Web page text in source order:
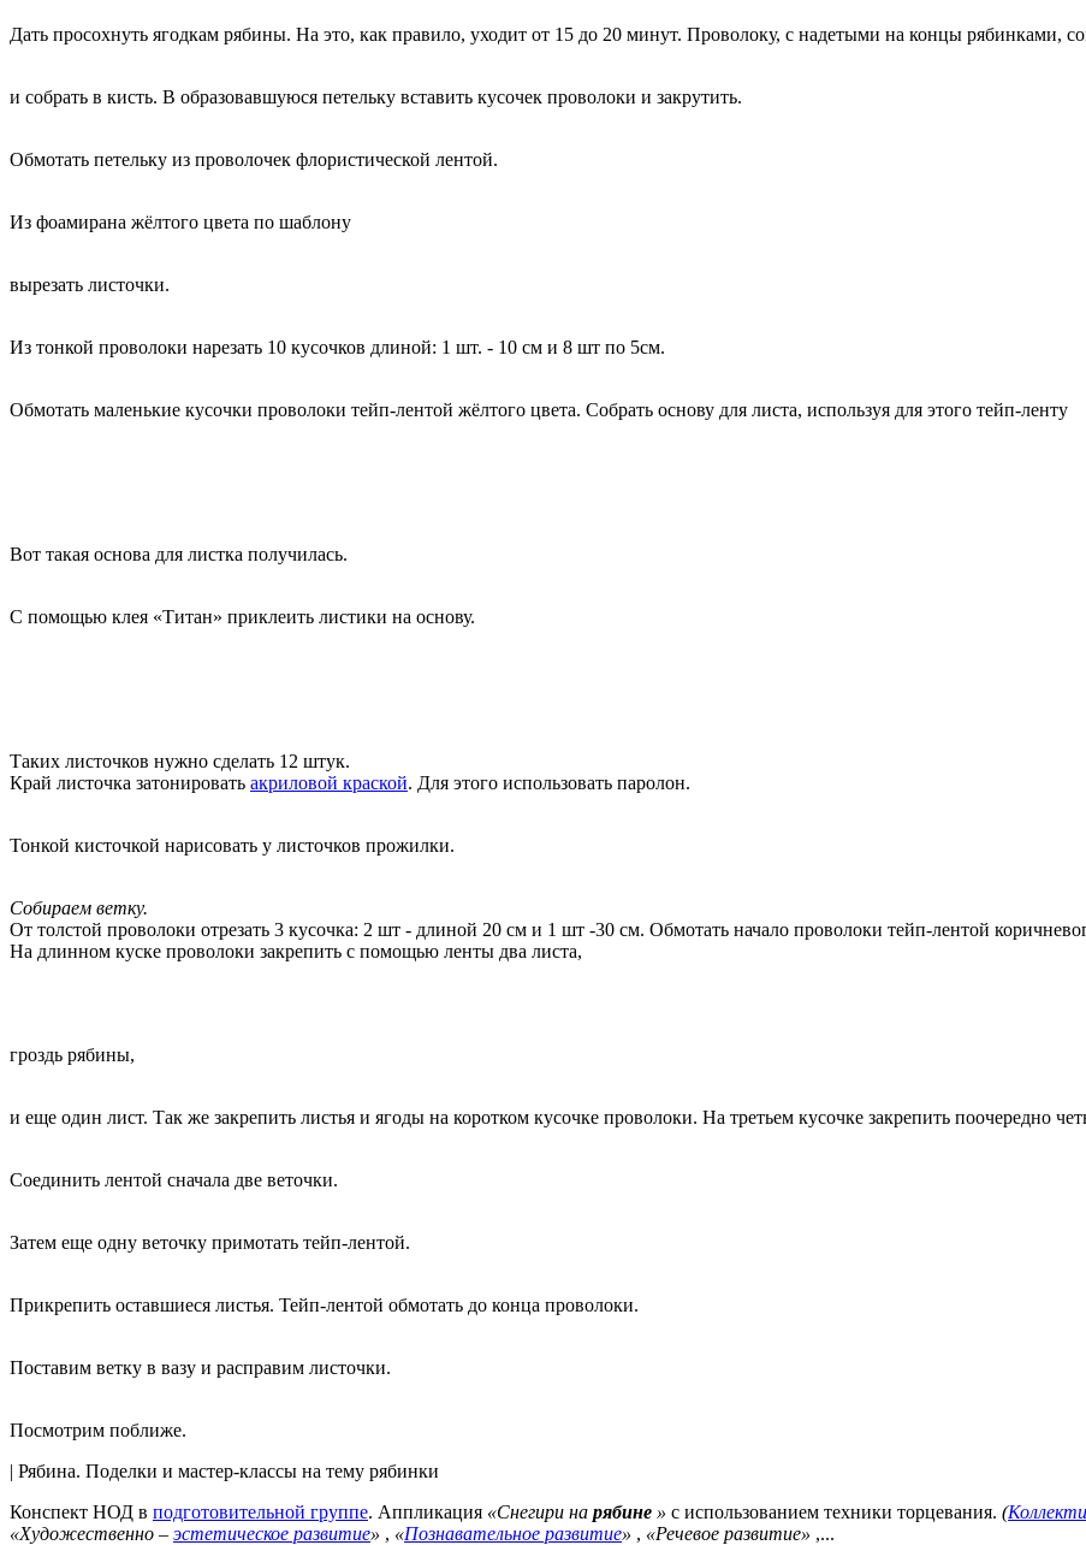
Дать просохнуть ягодкам рябины. На это, как правило, уходит от 15 до 20 минут. Проволоку, с надетыми на концы рябинками,
и собрать в кисть. В образовавшуюся петельку вставить кусочек проволоки и закрутить.
Обмотать петельку из проволочек флористической лентой.
Из фоамирана жёлтого цвета по шаблону
вырезать листочки.
Из тонкой проволоки нарезать 10 кусочков длиной: 1 шт. - 10 см и 8 шт по 5см.
Обмотать маленькие кусочки проволоки тейп-лентой жёлтого цвета. Собрать основу для листа, используя для этого тейп-ленту
Вот такая основа для листка получилась.
С помощью клея «Титан» приклеить листики на основу.
Таких листочков нужно сделать 12 штук.
Край листочка затонировать акриловой краской. Для этого использовать паролон.
Тонкой кисточкой нарисовать у листочков прожилки.
Собираем ветку.
От толстой проволоки отрезать 3 кусочка: 2 шт - длиной 20 см и 1 шт -30 см. Обмотать начало проволоки тейп-лентой
На длинном куске проволоки закрепить с помощью ленты два листа,
гроздь рябины,
и еще один лист. Так же закрепить листья и ягоды на коротком кусочке проволоки. На третьем кусочке закрепить поочередно
Соединить лентой сначала две веточки.
Затем еще одну веточку примотать тейп-лентой.
Прикрепить оставшиеся листья. Тейп-лентой обмотать до конца проволоки.
Поставим ветку в вазу и расправим листочки.
Посмотрим поближе.
| Рябина. Поделки и мастер-классы на тему рябинки
Конспект НОД в подготовительной группе. Аппликация «Снегири на рябине » с использованием техники торцевания. (
«Художественно – эстетическое развитие» , «Познавательное развитие» , «Речевое развитие» ,...